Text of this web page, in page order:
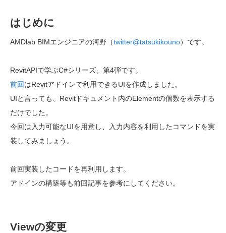
はじめに
AMDlab BIMエンジニアの河野（twitter@tatsukikouno）です。
RevitAPIで学ぶC#シリーズ、第4弾です。
前回はRevitアドインで利用できるUIを作成しました。
UIと言っても、Revitドキュメント内のElementの個数を表示する
だけでした。
今回は入力可能なUIを用意し、入力内容を利用したコマンドを実
装してみましょう。
前回実装したコードを再利用します。
アドインの構築等も前回記事を参考にしてください。
Viewの変更